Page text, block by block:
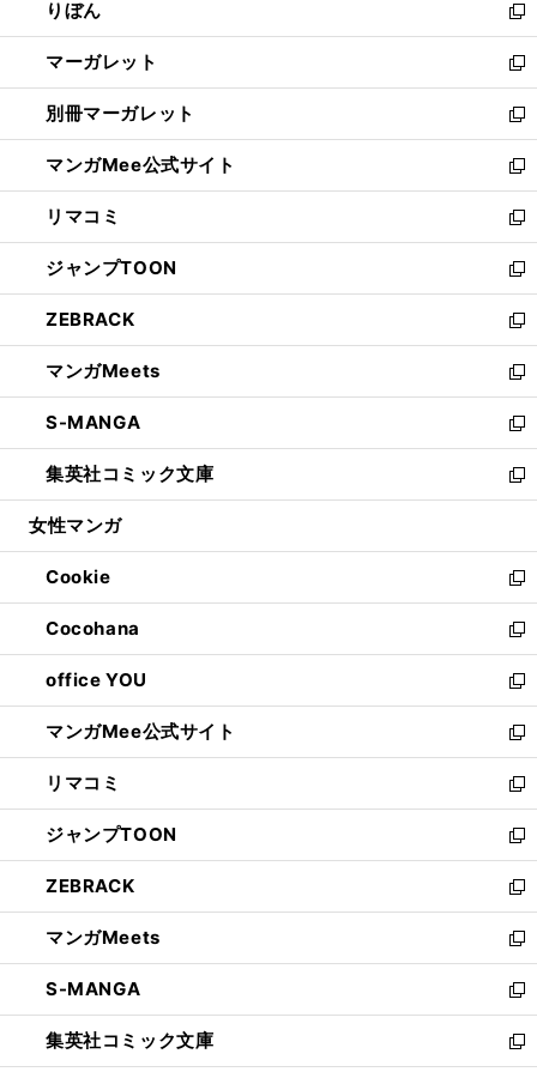
く
で
開
く
ド
ウ
で
開
く
ィ
ン
ド
ウ
で
開
く
りぼん
新
し
い
ウ
ィ
ン
ド
ウ
で
開
く
マーガレット
新
し
い
ウ
ィ
ン
ド
ウ
で
開
く
別冊マーガレット
新
し
い
ウ
ィ
ン
ド
ウ
で
開
く
マンガMee公式サイト
新
し
い
ウ
ィ
ン
ド
ウ
で
開
く
リマコミ
新
し
い
ウ
ィ
ン
ド
ウ
で
開
く
ジャンプTOON
新
し
い
ウ
ィ
ン
ド
ウ
で
開
ZEBRACK
新
し
い
ウ
ィ
ン
ド
ウ
開
く
マンガMeets
新
し
い
ウ
ィ
ン
ウ
で
開
く
S-MANGA
新
し
い
ウ
ン
ド
ウ
で
開
く
集英社コミック文庫
新
し
ウ
ィ
ン
ド
ウ
で
開
く
女性マンガ
Cookie
新
し
い
ウ
ィ
ン
ド
ウ
で
開
く
Cocohana
新
し
い
ウ
ィ
ン
ド
ウ
で
開
く
office YOU
新
し
い
ウ
ィ
ン
ド
ウ
で
開
く
マンガMee公式サイト
新
し
い
ウ
ィ
ン
ド
ウ
で
開
く
リマコミ
新
し
い
ウ
ィ
ン
ド
ウ
で
開
く
ジャンプTOON
新
し
い
ウ
ィ
ン
ド
ウ
で
開
ZEBRACK
新
し
い
ウ
ィ
ン
ド
ウ
マンガMeets
新
し
い
ウ
ィ
ン
S-MANGA
新
し
い
ウ
集英社コミック文庫
新
し